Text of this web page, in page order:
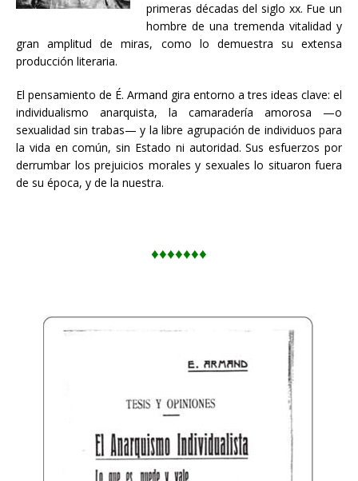
primeras décadas del siglo xx. Fue un
hombre de una tremenda vitalidad y
gran amplitud de miras, como lo demuestra su extensa
producción literaria.
El pensamiento de É. Armand gira entorno a tres ideas clave: el
individualismo anarquista, la camaradería amorosa —o
sexualidad sin trabas— y la libre agrupación de individuos para
la vida en común, sin Estado ni autoridad. Sus esfuerzos por
derrumbar los prejuicios morales y sexuales lo situaron fuera
de su época, y de la nuestra.
♦♦♦♦♦♦♦